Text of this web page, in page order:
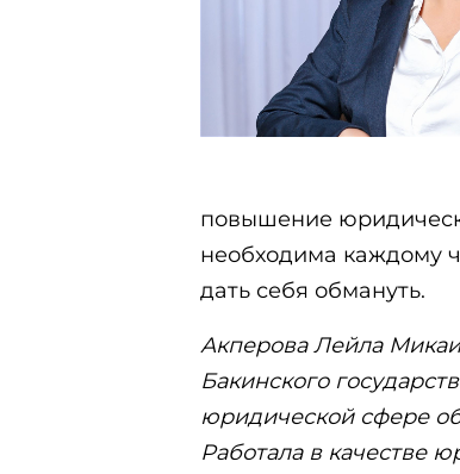
повышение
необходима каждому
дать себя обмануть.
Акперова Лейла
Бакинского
юридической сфере
Работала в качестве